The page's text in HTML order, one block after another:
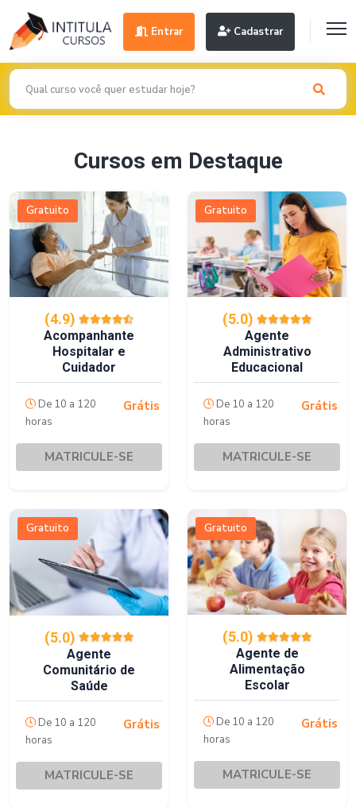
Entrar Cadastrar
Cursos em Destaque
Gratuito
(4.9)
Acompanhante
Hospitalar e
Cuidador
De 10 a 120
horas
Grátis
MATRICULE-SE
Gratuito
(5.0)
Agente
Administrativo
Educacional
De 10 a 120
horas
Grátis
MATRICULE-SE
Gratuito
(5.0)
Agente
Comunitário de
Saúde
De 10 a 120
horas
Grátis
MATRICULE-SE
Gratuito
(5.0)
Agente de
Alimentação
Escolar
De 10 a 120
horas
Grátis
MATRICULE-SE